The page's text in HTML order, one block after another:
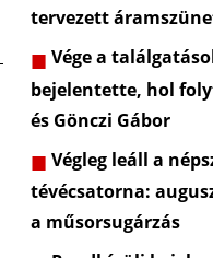
tervezett
Vége a
bejelentette, hol
és Gönczi Gábor
Végleg leáll a
tévécsatorna:
a műsorsugárzás